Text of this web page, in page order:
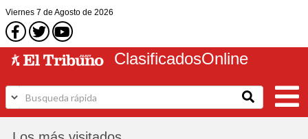
Viernes 7 de Agostode 2026
ClasificadosOnline